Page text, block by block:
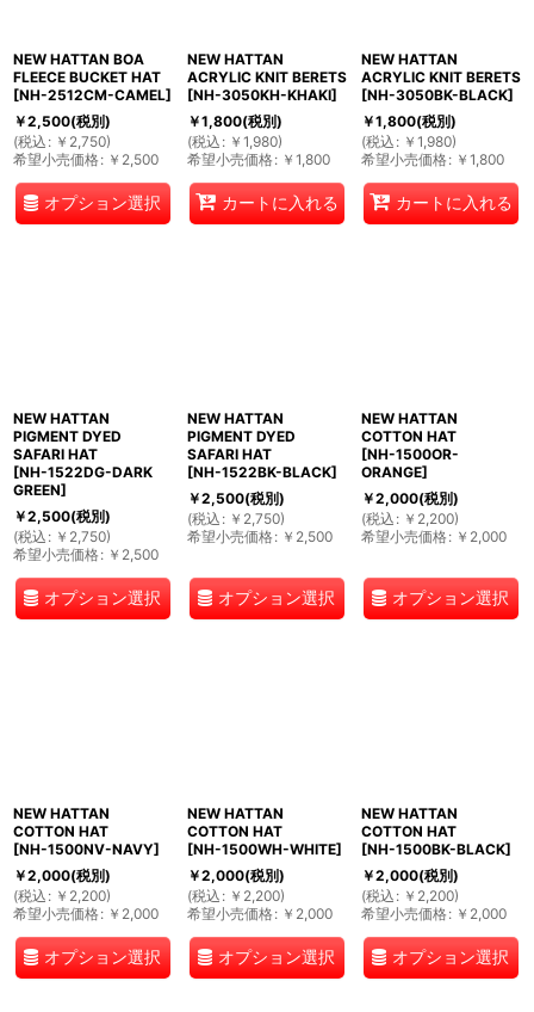
NEW HATTAN BOA
FLEECE BUCKET HAT
[NH-2512CM-CAMEL]
￥2,500(税別)
(税込 : ￥ 2,750)
希望小売価格: ￥ 2,500
オプション選択
NEW HATTAN
ACRYLIC KNIT BERETS
[NH-3050KH-KHAKI]
￥1,800(税別)
(税込 : ￥ 1,980)
希望小売価格: ￥ 1,800
カートに入れる
NEW HATTAN
ACRYLIC KNIT BERETS
[NH-3050BK-BLACK]
￥1,800(税別)
(税込 : ￥ 1,980)
希望小売価格: ￥ 1,800
カートに入れる
NEW HATTAN
PIGMENT DYED
SAFARI HAT
[NH-1522DG-DARK
GREEN]
￥2,500(税別)
(税込 : ￥ 2,750)
希望小売価格: ￥ 2,500
オプション選択
NEW HATTAN
PIGMENT DYED
SAFARI HAT
[NH-1522BK-BLACK]
￥2,500(税別)
(税込 : ￥ 2,750)
希望小売価格: ￥ 2,500
オプション選択
NEW HATTAN
COTTON HAT
[NH-1500OR-
ORANGE]
￥2,000(税別)
(税込 : ￥ 2,200)
希望小売価格: ￥ 2,000
オプション選択
NEW HATTAN
COTTON HAT
[NH-1500NV-NAVY]
￥2,000(税別)
(税込 : ￥ 2,200)
希望小売価格: ￥ 2,000
オプション選択
NEW HATTAN
COTTON HAT
[NH-1500WH-WHITE]
￥2,000(税別)
(税込 : ￥ 2,200)
希望小売価格: ￥ 2,000
オプション選択
NEW HATTAN
COTTON HAT
[NH-1500BK-BLACK]
￥2,000(税別)
(税込 : ￥ 2,200)
希望小売価格: ￥ 2,000
オプション選択